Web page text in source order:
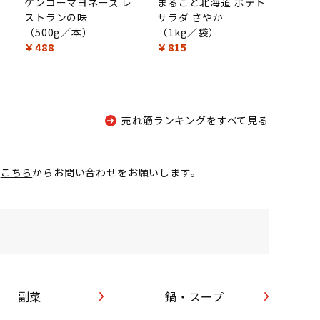
ストランの味
（500g／本）
￥488
サラダ さやか
（1kg／袋）
￥815
売れ筋ランキングをすべて見る
こちらからお問い合わせをお願いします。
副菜 鍋・スープ